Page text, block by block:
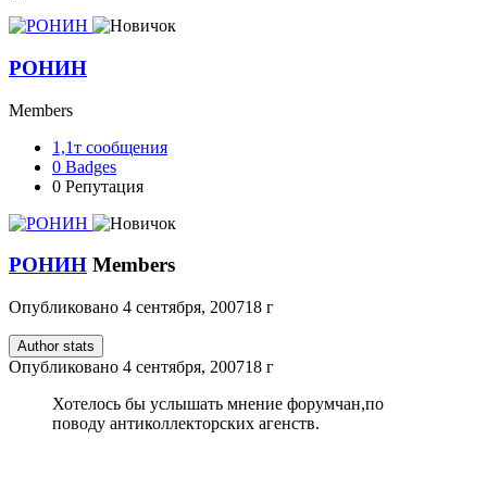
РОНИН
Members
1,1т сообщения
0 Badges
0 Репутация
РОНИН Members
Опубликовано 4 сентября, 200718 г
Author stats
Опубликовано 4 сентября, 200718 г
Хотелось бы услышать мнение форумчан,по
поводу антиколлекторских агенств.